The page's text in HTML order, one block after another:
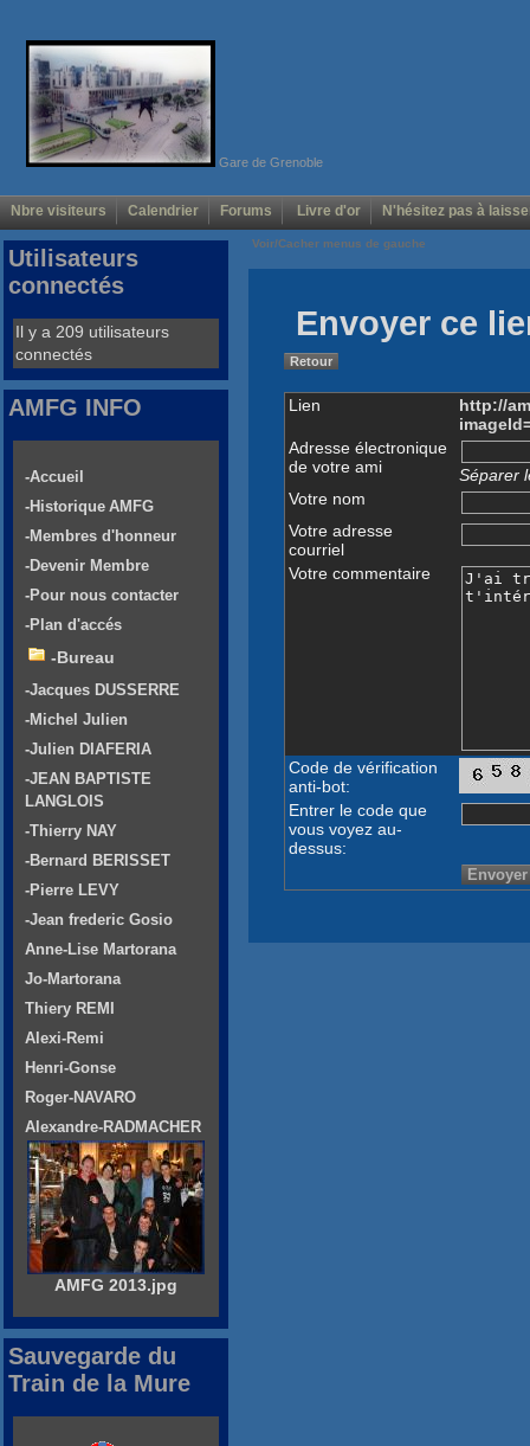
Gare de Grenoble
Nbre visiteurs Calendrier Forums Livre d'or N'hésitez pas à
Voir/Cacher menus de gauche
Envoyer ce
Retour
Lien
http://
Adresse électronique
de votre ami
Séparer
Votre nom
Votre adresse
courriel
Votre commentaire
Code de vérification
anti-bot:
Entrer le code que
vous voyez au-
dessus:
Utilisateurs
connectés
Il y a 209 utilisateurs
connectés
AMFG INFO
-Accueil
-Historique AMFG
-Membres d'honneur
-Devenir Membre
-Pour nous contacter
-Plan d'accés
-Bureau
-Jacques DUSSERRE
-Michel Julien
-Julien DIAFERIA
-JEAN BAPTISTE
LANGLOIS
-Thierry NAY
-Bernard BERISSET
-Pierre LEVY
-Jean frederic Gosio
Anne-Lise Martorana
Jo-Martorana
Thiery REMI
Alexi-Remi
Henri-Gonse
Roger-NAVARO
Alexandre-RADMACHER
AMFG 2013.jpg
Sauvegarde du
Train de la Mure